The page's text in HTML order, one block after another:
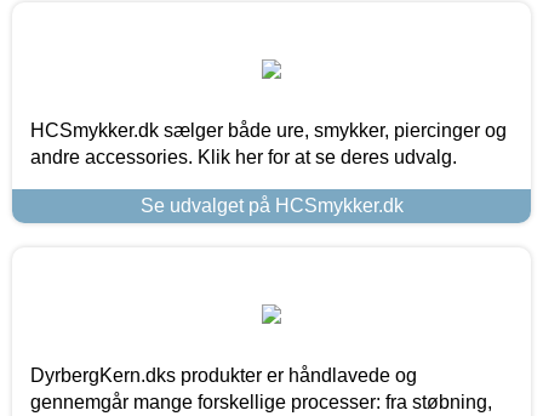
HCSmykker.dk sælger både ure, smykker, piercinger og
andre accessories. Klik her for at se deres udvalg.
Se udvalget på HCSmykker.dk
DyrbergKern.dks produkter er håndlavede og
gennemgår mange forskellige processer: fra støbning,